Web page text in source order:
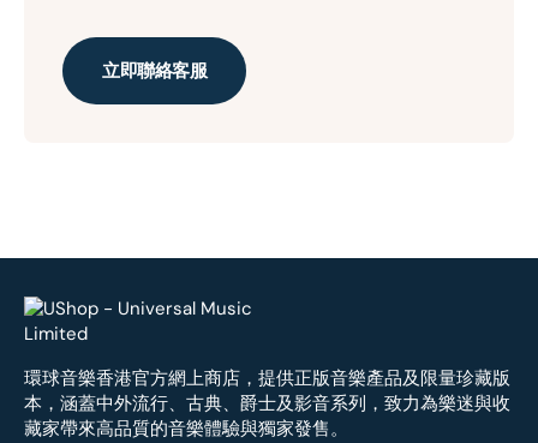
立即聯絡客服
環球音樂香港官方網上商店，提供正版音樂產品及限量珍藏版
本，涵蓋中外流行、古典、爵士及影音系列，致力為樂迷與收
藏家帶來高品質的音樂體驗與獨家發售。